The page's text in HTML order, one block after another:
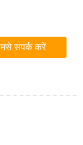
संपर्क करें